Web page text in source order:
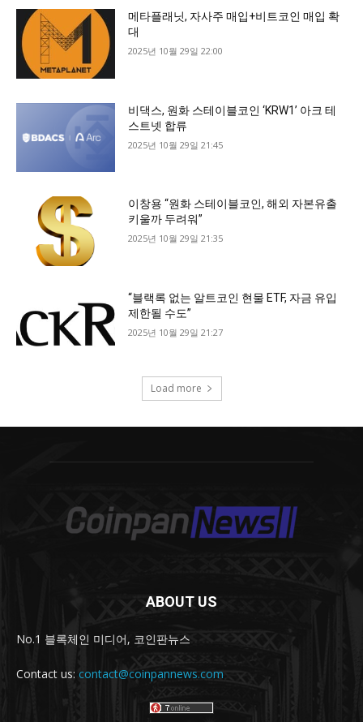
ABOUT US
No.1 블록체인 미디어, 코인판뉴스
Contact us: contact@coinpannews.com